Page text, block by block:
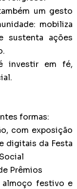
um gesto
mobiliza
sustenta ações
investir em fé,
formas:
com exposição
digitais da Festa
Prêmios
almoço festivo e